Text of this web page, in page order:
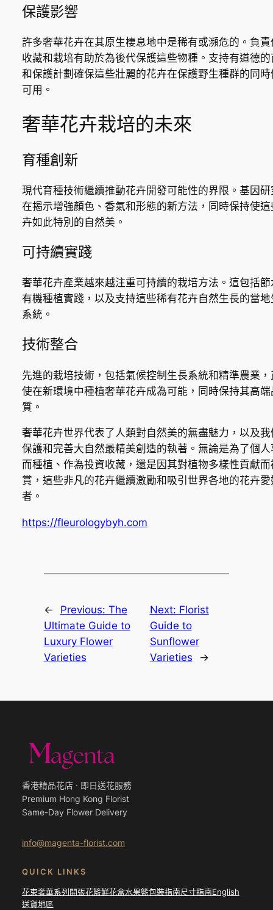
保護影響
許多奢華花卉在其原生棲息地中是稀有或瀕危的。負責
收藏和栽培有助於為後代保護這些物種。支持有道德的
和保護計劃確保這些壯麗的花卉在保護野生種群的同時
可用。
奢華花卉栽培的未來
育種創新
現代育種技術繼續推動花卉開發可能性的界限。基因研
在揭示增強顏色、香氣和形態的新方法，同時保持使這
卉如此特別的自然美。
可持續實踐
奢華花卉產業越來越注重可持續的栽培方法。這包括節
有機種植實踐，以及支持這些稀有花卉自然生長的當地
系統。
技術整合
先進的栽培技術，包括氣候控制生長系統和精準農業，
使在新環境中種植奢華花卉成為可能，同時保持其高端
質。
奢華花卉世界代表了人類對自然美的無盡魅力，以及我
保護和完善大自然最精美創造的執著。無論是為了個人
而種植、作為投資收藏，還是因其對植物多樣性貢獻而
賞，這些非凡的花卉繼續激勵和吸引世界各地的花卉愛
者。
https://fleurologybyh.com
← Previous: The
Ultimate Guide to
Luxury Flower
Varieties
Next: Florist
Guide to
Sunflower
Varieties
→
香港精品花店 · 即日送花服務
Premium Hong Kong Florist
Same-Day Flower Delivery
info@magenta-florist.com
QUICK LINKS
花束奢華系列開張花籃鮮花盒水果籃包裝指南尺寸指南English
送貨地區